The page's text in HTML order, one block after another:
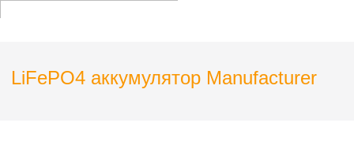
LiFePO4 аккумулятор Manufacturer